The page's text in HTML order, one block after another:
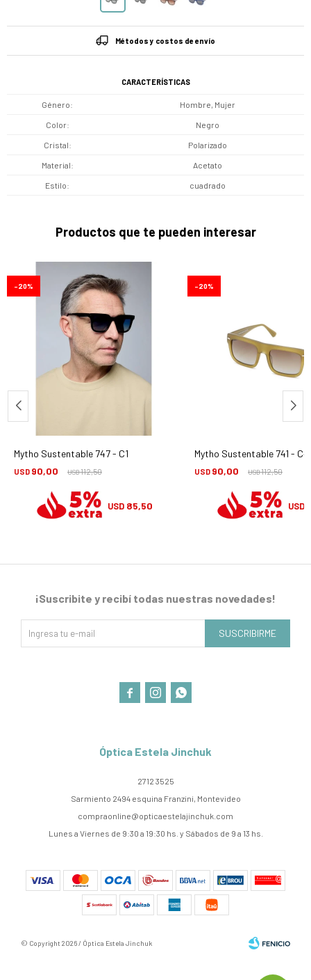
Métodos y costos de envío
CARACTERÍSTICAS
Género Hombre, Mujer
Color Negro
Cristal Polarizado
Material Acetato
Estilo cuadrado
Productos que te pueden interesar
Mytho Sustentable 747 - C1
USD 90,00 USD112,50
20
USD 85,50
Mytho Sustentable 741 - C4
USD 90,00 USD112,50
20
USD
Óptica Estela Jinchuk
2712 3525
Sarmiento 2494 esquina Franzini, Montevideo
compraonline@opticaestelajinchuk.com
Lunes a Viernes de 9:30 a 19:30 hs. y Sábados de 9 a 13 hs.
¡Suscribite y recibí todas nuestras novedades!
SUSCRIBIRME
  
© Copyright 2026 / Óptica Estela Jinchuk